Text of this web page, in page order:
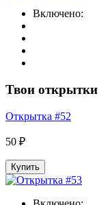
Включено:
Твои открытки
Открытка #52
50 ₽
Купить